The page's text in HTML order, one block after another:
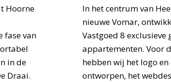
Hoorne
fase van
in de
Draai.
In het centrum van
nieuwe Vomar,
Vastgoed 8 exclusieve
appartementen. Voor
hebben wij het logo
ontworpen, het